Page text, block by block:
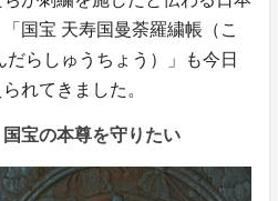
国宝 天寿国曼荼羅繍帳（こ
だらしゅうちょう）」も今日
れてきました。
宝の本尊を守りたい